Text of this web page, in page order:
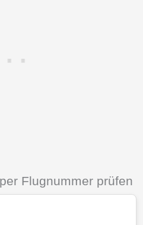
Flugnummer prüfen